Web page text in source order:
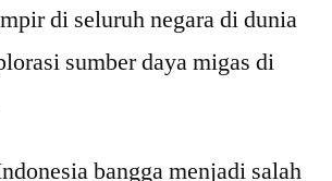
di seluruh negara di dunia
sumber daya migas di
bangga menjadi salah